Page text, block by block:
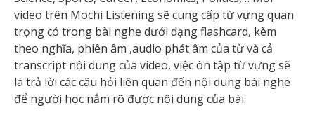
video trên Mochi Listening sẽ cung cấp từ vựng quan
trọng có trong bài nghe dưới dạng flashcard, kèm
theo nghĩa, phiên âm ,audio phát âm của từ và cả
transcript nội dung của video, việc ôn tập từ vựng sẽ
là trả lời các câu hỏi liên quan đến nội dung bài nghe
để người học nắm rõ được nội dung của bài.